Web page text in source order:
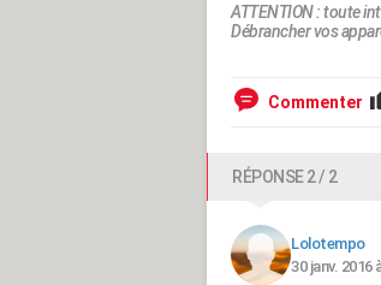
ATTENTION : toute
Débrancher vos
Commenter
RÉPONSE 2 / 2
Lolotempo
30 janv. 2016